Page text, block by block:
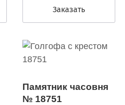
Заказать
Памятник часовня
№ 18751